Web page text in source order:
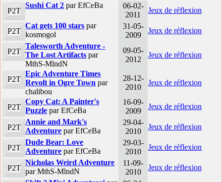
P2T
Sushi Cat 2 par EfCeBa
06-02-
2011
Jeux de réflexion
P2T
Cat gets 100 stars par
kosmogol
31-05-
2009
Jeux de réflexion
P2T
Talesworth Adventure -
The Lost Artifacts par
MthS-MlndN
09-05-
2012
Jeux de réflexion
P2T
Epic Adventure Times
Revolt in Ogre Town par
chalibou
28-12-
2010
Jeux de réflexion
P2T
Copy Cat: A Painter's
Puzzle par EfCeBa
16-09-
2009
Jeux de réflexion
P2T
Annie and Mark's
Adventure par EfCeBa
29-04-
2010
Jeux de réflexion
P2T
Dude Bear: Love
Adventure par EfCeBa
29-03-
2010
Jeux de réflexion
P2T
Nicholas Weird Adventure
par MthS-MlndN
11-09-
2010
Jeux de réflexion